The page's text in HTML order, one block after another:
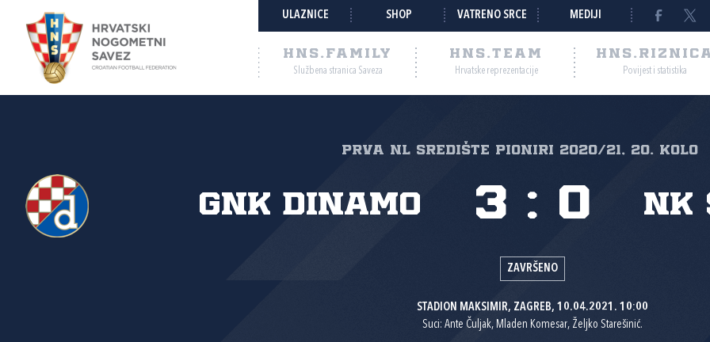
ULAZNICE SHOP VATRENO SRCE MEDIJI
HNS.FAMILY
Službena stranica Saveza
HNS.TEAM
Hrvatske reprezentacije Povijest i statistika
Prva NL Središte pioniri 2020/21, 20. kolo
GNK Dinamo NK
3 : 0
ZAVRŠENO
STADION MAKSIMIR, ZAGREB, 10.04.2021. 10:00
Suci: Ante Čuljak, Mladen Komesar, Željko Starešinić.